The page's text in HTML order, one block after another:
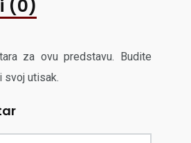
(0)
za ovu predstavu. Budite
svoj utisak.